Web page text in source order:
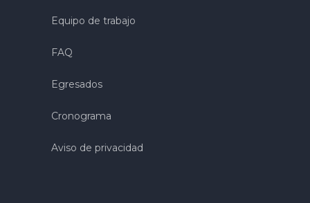
Equipo de trabajo
FAQ
Egresados
Cronograma
Aviso de privacidad